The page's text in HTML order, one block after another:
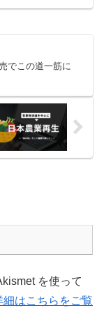
能『二人静』に登
でこの道一筋に
を使って
はこちらをご覧